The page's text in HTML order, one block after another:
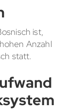
ist,
Anzahl
statt.